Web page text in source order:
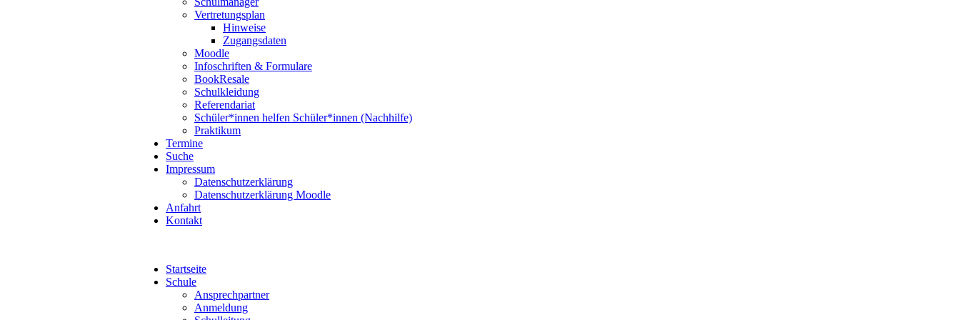
Vertretungsplan
Hinweise
Zugangsdaten
Moodle
Infoschriften & Formulare
BookResale
Schulkleidung
Referendariat
Schüler*innen helfen Schüler*innen (Nachhilfe)
Praktikum
Termine
Suche
Impressum
Datenschutzerklärung
Datenschutzerklärung Moodle
Anfahrt
Kontakt
Startseite
Schule
Ansprechpartner
Anmeldung